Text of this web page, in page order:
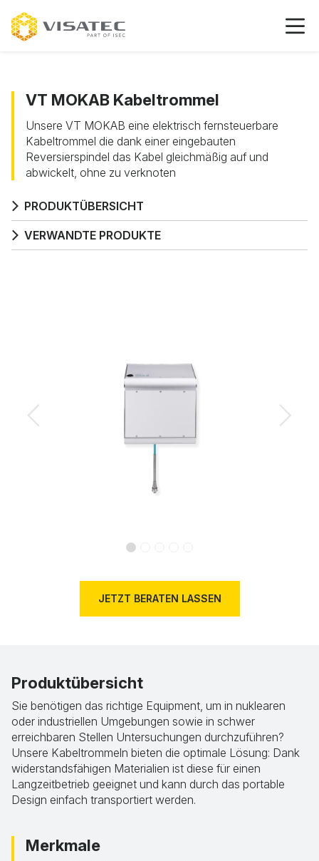
VT MOKAB Kabeltrommel
Unsere VT MOKAB eine elektrisch fernsteuerbare
Kabeltrommel die dank einer eingebauten
Reversierspindel das Kabel gleichmäßig auf und
abwickelt, ohne zu verknoten
PRODUKTÜBERSICHT
VERWANDTE PRODUKTE
Previous Next
JETZT BERATEN LASSEN
Produktübersicht
Sie benötigen das richtige Equipment, um in nuklearen
oder industriellen Umgebungen sowie in schwer
erreichbaren Stellen Untersuchungen durchzuführen?
Unsere Kabeltrommeln bieten die optimale Lösung: Dank
widerstandsfähigen Materialien ist diese für einen
Langzeitbetrieb geeignet und kann durch das portable
Design einfach transportiert werden.
Merkmale